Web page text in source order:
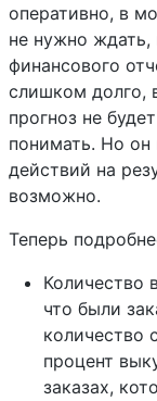
оперативно, в
не нужно ждать,
финансового
слишком долго,
прогноз не
понимать. Но он
действий на
возможно.
Теперь
Количество
что были
количество
процент
заказах,